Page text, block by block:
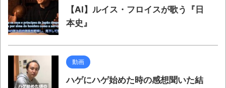
【AI】ルイス・フロイスが歌う『日
本史』
動画
ハゲにハゲ始めた時の感想聞いた結